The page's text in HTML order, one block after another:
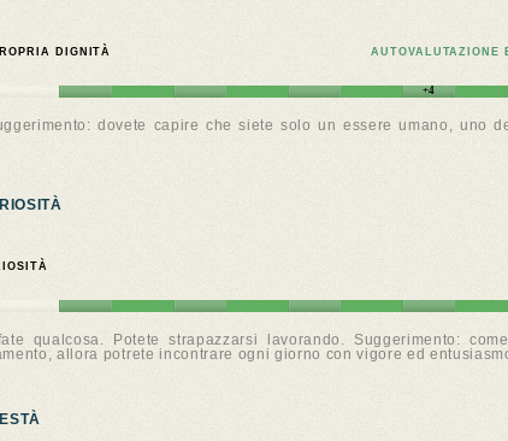
DIGNITÀ AUTOVALUTAZIONE
+4
dovete capire che siete solo un essere umano, uno
Potete strapazzarsi lavorando. Suggerimento:
allora potrete incontrare ogni giorno con vigore ed